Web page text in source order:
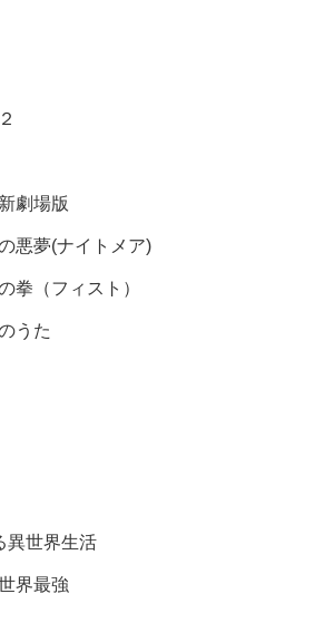
劇場版
悪夢(ナイトメア)
拳（フィスト）
うた
異世界生活
界最強